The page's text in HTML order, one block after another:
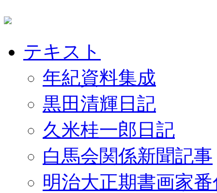
テキスト
年紀資料集成
黒田清輝日記
久米桂一郎日記
白馬会関係新聞記事
明治大正期書画家